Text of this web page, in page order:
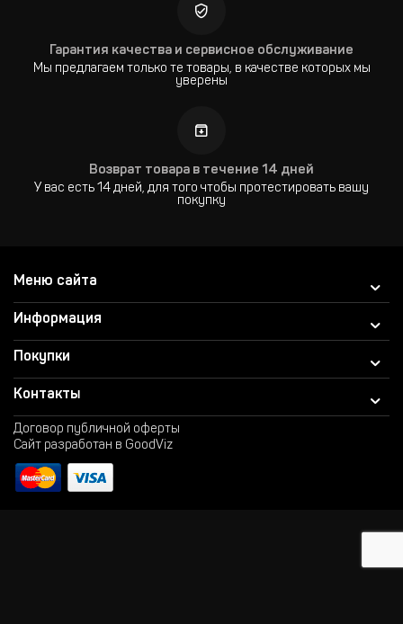
Гарантия качества и сервисное обслуживание
Мы предлагаем только те товары, в качестве которых мы
уверены
Возврат товара в течение 14 дней
У вас есть 14 дней, для того чтобы протестировать вашу
покупку
Меню сайта
Информация
Покупки
Контакты
Договор публичной оферты
Сайт разработан в GoodViz